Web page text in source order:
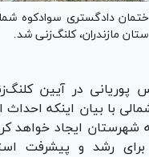
دادگستری سوادکوه
مازندران، کلنگ‌زنی شد.
پوریانی در آیین
با بیان اینکه
ایجاد خواهد
رشد و پیشرفت